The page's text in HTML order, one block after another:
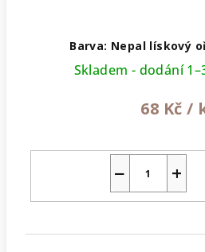
Barva: Nepal lískový
Skladem - dodání
68 Kč /
+
−